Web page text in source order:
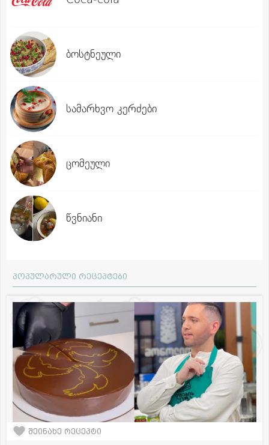
ბოსტნეული
სამარხვო კერძები
ცომეული
წვნიანი
პოპულარული რეცეპტები
შეინახე რეცეპტი